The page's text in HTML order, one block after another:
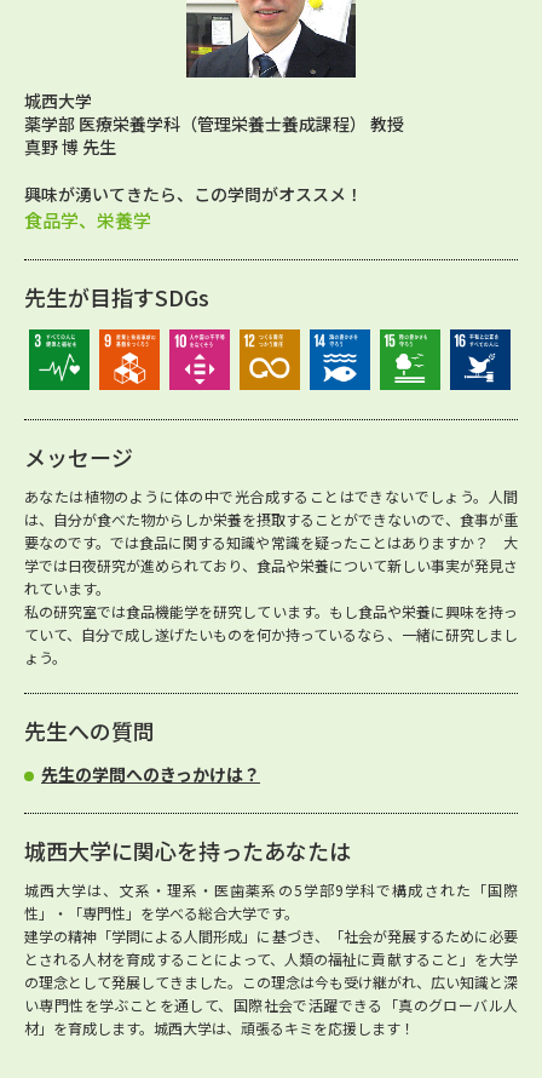
城西大学
薬学部 医療栄養学科（管理栄養士養成課程） 教授
真野 博 先生
興味が湧いてきたら、この学問がオススメ！
食品学、栄養学
先生が目指すSDGs
メッセージ
あなたは植物のように体の中で光合成することはできないでしょう。人間
は、自分が食べた物からしか栄養を摂取することができないので、食事が重
要なのです。では食品に関する知識や常識を疑ったことはありますか？ 大
学では日夜研究が進められており、食品や栄養について新しい事実が発見さ
れています。
私の研究室では食品機能学を研究しています。もし食品や栄養に興味を持っ
ていて、自分で成し遂げたいものを何か持っているなら、一緒に研究しまし
ょう。
先生への質問
先生の学問へのきっかけは？
城西大学に関心を持ったあなたは
城西大学は、文系・理系・医歯薬系の5学部9学科で構成された「国際
性」・「専門性」を学べる総合大学です。
建学の精神「学問による人間形成」に基づき、「社会が発展するために必要
とされる人材を育成することによって、人類の福祉に貢献すること」を大学
の理念として発展してきました。この理念は今も受け継がれ、広い知識と深
い専門性を学ぶことを通して、国際社会で活躍できる「真のグローバル人
材」を育成します。城西大学は、頑張るキミを応援します！